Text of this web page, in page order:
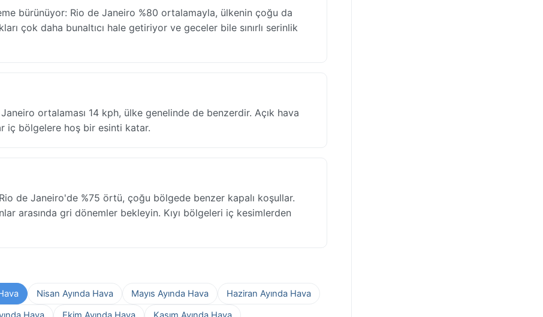
bürünüyor: Rio de Janeiro %80 ortalamayla, ülkenin çoğu da
çok daha bunaltıcı hale getiriyor ve geceler bile sınırlı serinlik
ortalaması 14 kph, ülke genelinde de benzerdir. Açık hava
iç bölgelere hoş bir esinti katar.
de Janeiro'de %75 örtü, çoğu bölgede benzer kapalı koşullar.
arasında gri dönemler bekleyin. Kıyı bölgeleri iç kesimlerden
Nisan Ayında Hava Mayıs Ayında Hava
Haziran Ayında Hava